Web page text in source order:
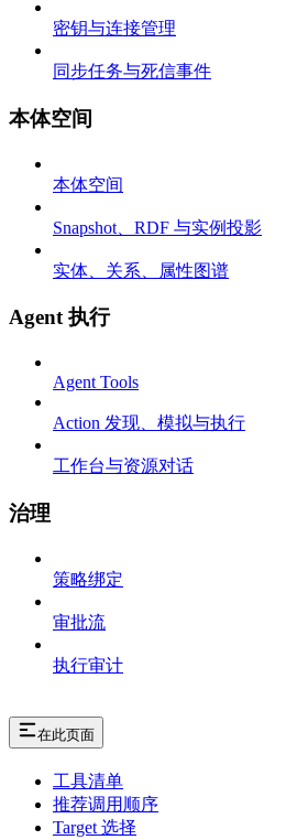
密钥与连接管理
同步任务与死信事件
本体空间
本体空间
Snapshot、RDF 与实例投影
实体、关系、属性图谱
Agent 执行
Agent Tools
Action 发现、模拟与执行
工作台与资源对话
治理
策略绑定
审批流
执行审计
在此页面
工具清单
推荐调用顺序
Target 选择